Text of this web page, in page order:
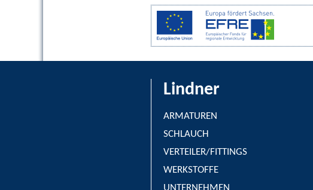
Lindner
ARMATUREN
SCHLAUCH
VERTEILER/FITTINGS
WERKSTOFFE
UNTERNEHMEN